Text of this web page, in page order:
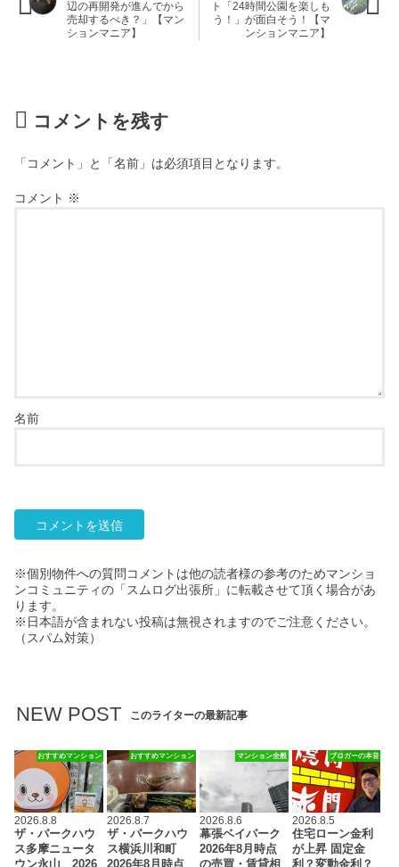
辺の再開発が進んでから
売却するべき？」【マン
ションマニア】
ト「24時間公園を楽しも
う！」が面白そう！【マ
ンションマニア】
コメントを残す
「コメント」と「名前」は必須項目となります。
コメント ※
名前
※個別物件への質問コメントは他の読者様の参考のためマンショ
ンコミュニティの「スムログ出張所」に転載させて頂く場合があ
ります。
※日本語が含まれない投稿は無視されますのでご注意ください。
（スパム対策）
NEW POST このライターの最新記事
おすすめマンション
2026.8.8
ザ・パークハウ
ス多摩ニュータ
ウン永山 2026
おすすめマンション
2026.8.7
ザ・パークハウ
ス横浜川和町
2026年8月時点
マンション全般
2026.8.6
幕張ベイパーク
2026年8月時点
の売買・賃貸相
ブロガーの本音
2026.8.5
住宅ローン金利
が上昇 固定金
利？変動金利？